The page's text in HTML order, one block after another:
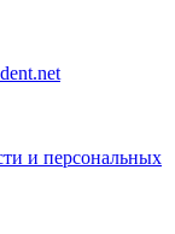
и персональных